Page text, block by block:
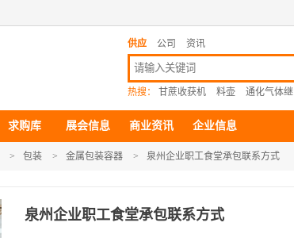
供应 公司 资讯
热搜： 甘蔗收获机 料壶 通化气体
求购库 展会信息 商业资讯 企业信息
> 包装 > 金属包装容器 > 泉州企业职工食堂承包联系方式
泉州企业职工食堂承包联系方式